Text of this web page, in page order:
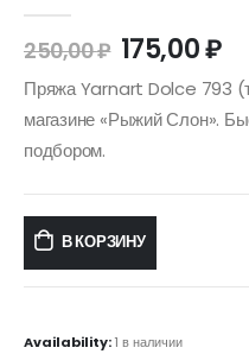
250,00₽ 175,00₽
Пряжа Yarnart Dolce 793
магазине «Рыжий Слон».
подбором.
В КОРЗИНУ
Availability:1 в наличии